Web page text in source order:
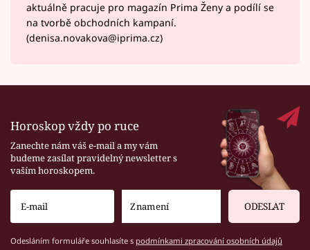
aktuálně pracuje pro magazín Prima Ženy a podílí se
na tvorbě obchodních kampaní.
(denisa.novakova@iprima.cz)
Horoskop vždy po ruce
Zanechte nám váš e-mail a my vám
budeme zasílat pravidelný newsletter s
vaším horoskopem.
ODESLAT
Odesláním formuláře souhlasíte s podmínkami zpracování osobních údajů